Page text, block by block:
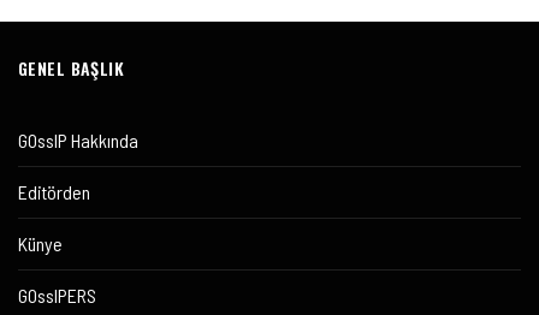
GENEL BAŞLIK
GOssIP Hakkında
Editörden
Künye
GOssIPERS